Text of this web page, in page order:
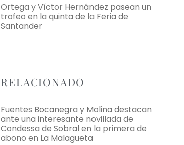
Ortega y Víctor Hernández pasean un
trofeo en la quinta de la Feria de
Santander
RELACIONADO
Fuentes Bocanegra y Molina destacan
ante una interesante novillada de
Condessa de Sobral en la primera de
abono en La Malagueta